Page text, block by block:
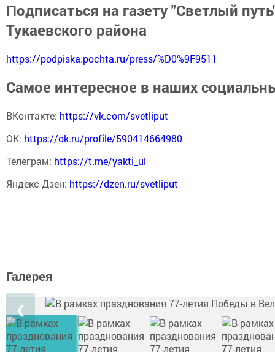
Подписаться на газету "Светлый
Тукаевского района
https://podpiska.pochta.ru/press/%D0%9F9511
Самое интересное в наших
ВКонтакте: https://vk.com/svetliput
ОК: https://ok.ru/profile/590414664980
Телеграм: https://t.me/yakti_ul
Яндекс Дзен: https://dzen.ru/svetliput
Галерея
❮